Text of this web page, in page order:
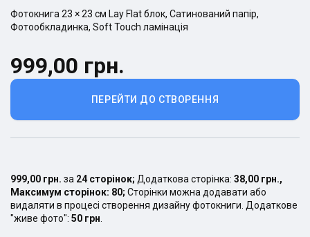
Фотокнига 23 × 23 см Lay Flatблок, Сатинований папір,
Фотообкладинка, Soft Touch ламінація
ПЕРЕЙТИ ДО СТВОРЕННЯ
999,00 грн.
999,00 грн. за 24 сторінок; Додаткова сторінка: 38,00 грн.,
Максимум сторінок: 80; Сторінки можна додавати або
видаляти в процесі створення дизайну фотокниги. Додаткове
"живе фото": 50 грн